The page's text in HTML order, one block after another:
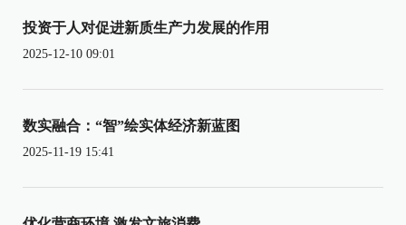
投资于人对促进新质生产力发展的作用
2025-12-10 09:01
数实融合：“智”绘实体经济新蓝图
2025-11-19 15:41